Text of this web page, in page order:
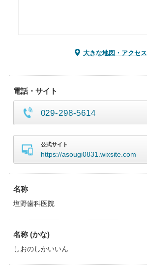
大きな地図・アクセス
電話・サイト
029-298-5614
公式サイト
https://asougi0831.wixsite.com
名称
塩野歯科医院
名称 (かな)
しおのしかいいん